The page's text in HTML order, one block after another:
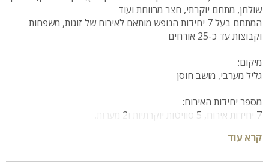
שולחן, מתחם יוקרתי, חצר מרווחת ועוד
המתחם בעל 7 יחידות הנופש מותאם לאירוח של זוגות, משפחות
וקבוצות עד כ-25 אורחים
מיקום:
גליל מערבי, מושב חוסן
מספר יחידות האירוח:
7 יחידות אירוח, 5 סוויטות יוקרתיות ו2 מערות.
הסוויטות מונות:
קרא עוד